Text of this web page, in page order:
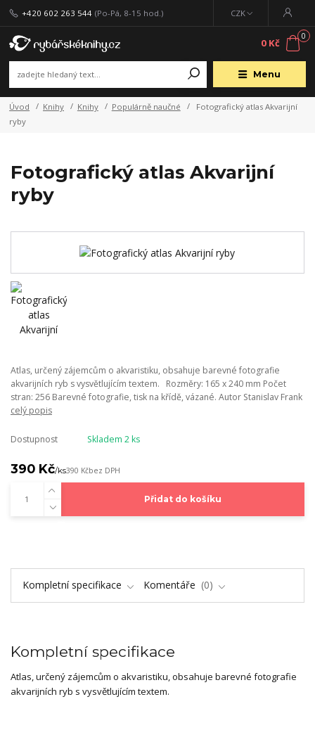
Menu
CZK
+420 602 263 544 (Po-Pá, 8-15 hod.)
0
0 Kč
Úvod Knihy Knihy Populárně naučné
Fotografický atlas Akvarijní
ryby
Fotografický atlas Akvarijní
ryby
Atlas, určený zájemcům o akvaristiku, obsahuje barevné fotografie
akvarijních ryb s vysvětlujícím textem. Rozměry: 165 x 240 mm Počet
stran: 256 Barevné fotografie, tisk na křídě, vázané. Autor Stanislav Frank
celý popis
Dostupnost Skladem 2 ks
390 Kč/ks390 Kčbez DPH
Přidat do košíku
Kompletní specifikace Komentáře 0
Kompletní specifikace
Atlas, určený zájemcům o akvaristiku, obsahuje barevné fotografie
akvarijních ryb s vysvětlujícím textem.